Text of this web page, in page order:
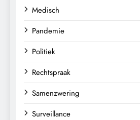
Medisch
Pandemie
Politiek
Rechtspraak
Samenzwering
Surveillance